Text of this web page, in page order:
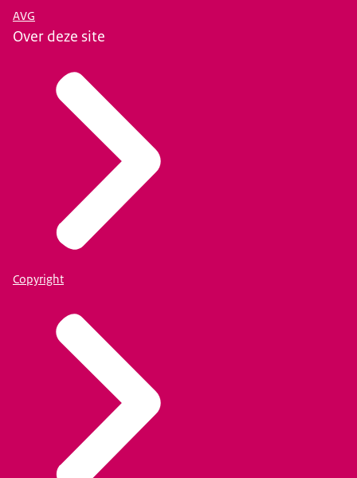
AVG
Over deze site
Copyright